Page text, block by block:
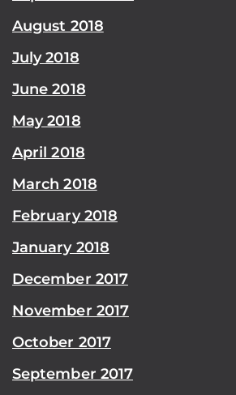
August 2018
July 2018
June 2018
May 2018
April 2018
March 2018
February 2018
January 2018
December 2017
November 2017
October 2017
September 2017